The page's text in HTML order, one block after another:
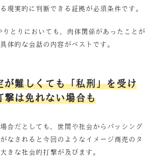
現実的に判断できる証拠が必須条件です。
とりにおいても、肉体関係があったことが
体的な会話の内容がベストです。
が難しくても「私刑」を受け
撃は免れない場合も
合だとしても、世間や社会からバッシング
なされると今回のようなイメージ商売のタ
きな社会的打撃が及びます。